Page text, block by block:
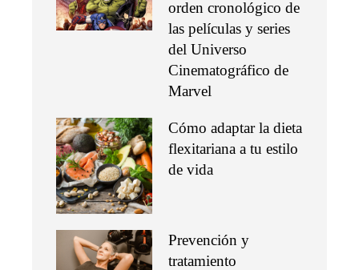
orden cronológico de
las películas y series
del Universo
Cinematográfico de
Marvel
Cómo adaptar la dieta
flexitariana a tu estilo
de vida
Prevención y
tratamiento